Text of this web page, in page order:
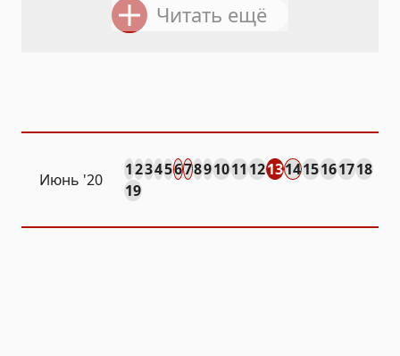
Читать ещё
Июнь '20
123456789101112131415161718
19